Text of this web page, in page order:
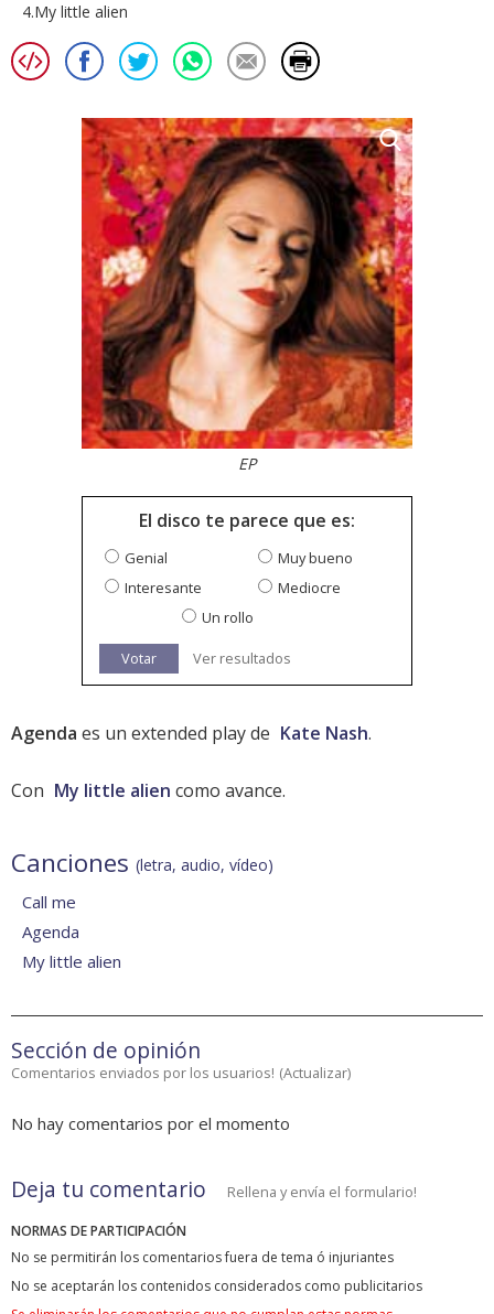
4.My little alien
EP
El disco te parece que es:
Genial
Muy bueno
Interesante
Mediocre
Un rollo
Votar Ver resultados
Agenda es un extended play de Kate Nash.
Con My little alien como avance.
Canciones (letra, audio, vídeo)
Call me
Agenda
My little alien
Sección de opinión
Comentarios enviados por los usuarios! (Actualizar)
No hay comentarios por el momento
Deja tu comentario Rellena y envía el formulario!
NORMAS DE PARTICIPACIÓN
No se permitirán los comentarios fuera de tema ó injuriantes
No se aceptarán los contenidos considerados como publicitarios